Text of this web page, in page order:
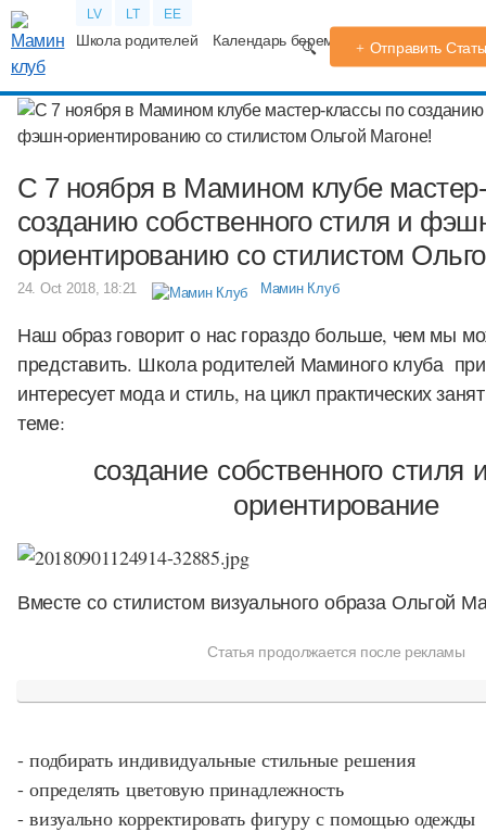
LV LT EE
Школа родителей Календарь беременности Форум
Отправить
С 7 ноября в Мамином клубе
созданию собственного стиля и
ориентированию со стилистом
24. Oct 2018, 18:21 Мамин Клуб
Наш образ говорит о нас гораздо больше, чем мы
представить. Школа родителей Маминого клуба
интересует мода и стиль, на цикл практических
теме:
создание собственного
ориентирование
Вместе со стилистом визуального образа Ольгой
Статья продолжается после рекламы
- подбирать индивидуальные стильные решения
- определять цветовую принадлежность
- визуально корректировать фигуру с помощью одежды